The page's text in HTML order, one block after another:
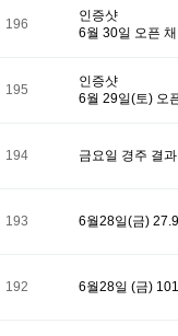
196
인증샷
6월 30일 오픈
195
인증샷
6월 29일(토) 오
194 금요일 경주 결
193 6월28일(금)
192 6월28일 (금)